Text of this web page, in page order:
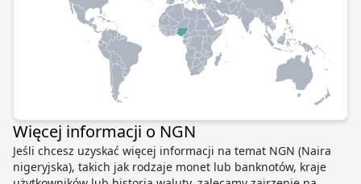
Więcej informacji o NGN
Jeśli chcesz uzyskać więcej informacji na temat NGN (Naira
nigeryjska), takich jak rodzaje monet lub banknotów, kraje